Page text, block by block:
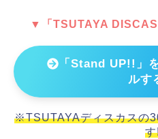
▼「TSUTAYA
「Stand UP!!」
ルす
※TSUTAYAディスカスの